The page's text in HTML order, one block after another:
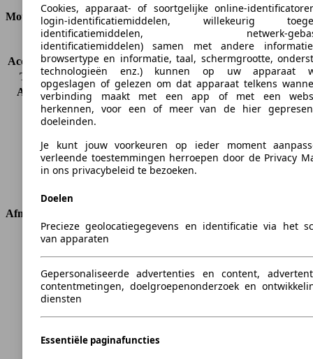
Motor & Vermogen
KW (PS)
110 kW (150 PS)
Acceleratie (0-100 km/h) 9.7s
Topsnelheid (km/h)
214 km/h
Aantal versnellingen
5
Koppel
340 nm
Cilinderinhoud
Cilinders
4
Transmissie
Automatisch
Afmetingen
Lengte
Hoogte
1452 mm
Breedte
1822 mm
Wielbasis
2854 mm
Maximaal gewicht
Maximale lading
505 kg
Deuren
Cookies, apparaat- of soortgelijke online-
login-identificatiemiddelen, willekeurig
identificatiemiddelen, netwerk-
identificatiemiddelen) samen met andere
browsertype en informatie, taal, schermgrootte,
technologieën enz.) kunnen op uw apparaat
opgeslagen of gelezen om dat apparaat telkens
verbinding maakt met een app of met een
herkennen, voor een of meer van de hier
doeleinden.
Je kunt jouw voorkeuren op ieder moment
verleende toestemmingen herroepen door de Privacy
in ons privacybeleid te bezoeken.
Doelen
Precieze geolocatiegegevens en identificatie via het
van apparaten
Gepersonaliseerde advertenties en content,
contentmetingen, doelgroepenonderzoek en
diensten
Essentiële paginafuncties